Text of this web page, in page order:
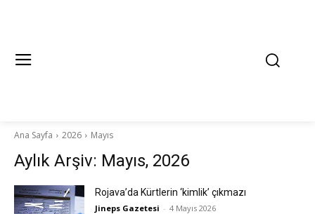
Ana Sayfa 2026 Mayıs
Aylık Arşiv: Mayıs, 2026
Rojava’da Kürtlerin ‘kimlik’ çıkmazı
Jineps Gazetesi - 4 Mayıs 2026